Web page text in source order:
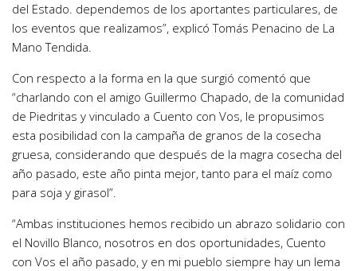
del Estado. dependemos de los aportantes particulares, de
los eventos que realizamos”, explicó Tomás Penacino de La
Mano Tendida.
Con respecto a la forma en la que surgió comentó que
“charlando con el amigo Guillermo Chapado, de la comunidad
de Piedritas y vinculado a Cuento con Vos, le propusimos
esta posibilidad con la campaña de granos de la cosecha
gruesa, considerando que después de la magra cosecha del
año pasado, este año pinta mejor, tanto para el maíz como
para soja y girasol”.
“Ambas instituciones hemos recibido un abrazo solidario con
el Novillo Blanco, nosotros en dos oportunidades, Cuento
con Vos el año pasado, y en mi pueblo siempre hay un lema